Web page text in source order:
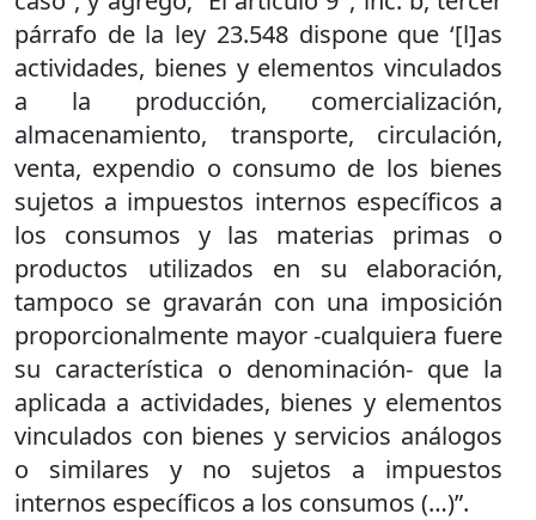
párrafo de la ley 23.548 dispone que ‘[l]as
actividades, bienes y elementos vinculados
a la producción, comercialización,
almacenamiento, transporte, circulación,
venta, expendio o consumo de los bienes
sujetos a impuestos internos específicos a
los consumos y las materias primas o
productos utilizados en su elaboración,
tampoco se gravarán con una imposición
proporcionalmente mayor -cualquiera fuere
su característica o denominación- que la
aplicada a actividades, bienes y elementos
vinculados con bienes y servicios análogos
o similares y no sujetos a impuestos
internos específicos a los consumos (…)”.